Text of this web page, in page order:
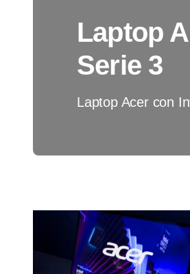
Laptop
Serie 3
Laptop Acer con